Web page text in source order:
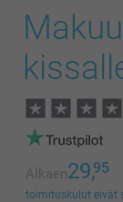
Alkaen29,95
toimituskulut eivät